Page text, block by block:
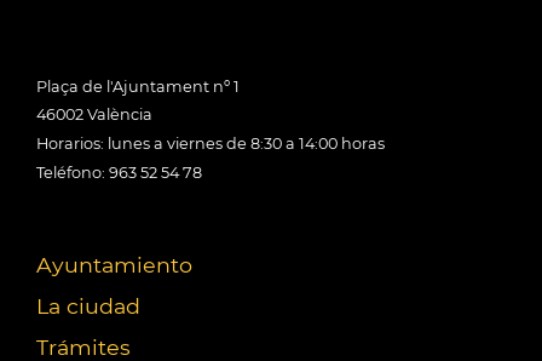
Plaça de l'Ajuntament nº 1
46002 València
Horarios: lunes a viernes de 8:30 a 14:00 horas
Teléfono: 963 52 54 78
Ayuntamiento
La ciudad
Trámites